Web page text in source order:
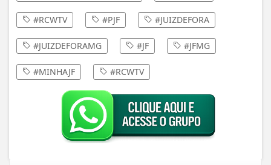
#RCWTV #PJF #JUIZDEFORA
#JUIZDEFORAMG #JF #JFMG
#MINHAJF #RCWTV